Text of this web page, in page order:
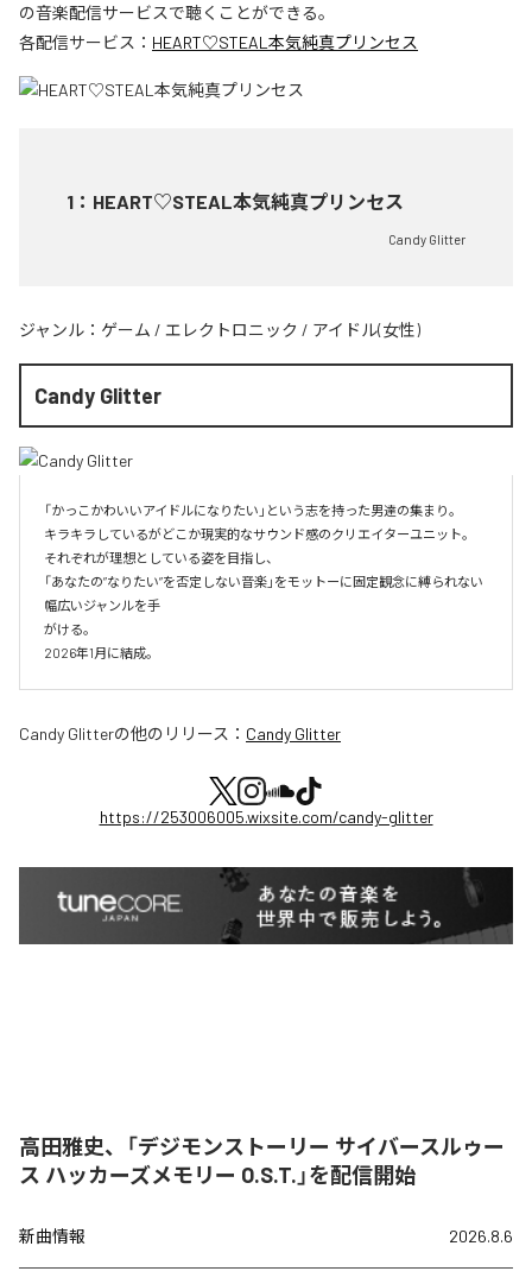
の音楽配信サービスで聴くことができる。
各配信サービス： HEART♡STEAL本気純真プリンセス
1 ： HEART♡STEAL本気純真プリンセス
Candy Glitter
ジャンル： ゲーム / エレクトロニック / アイドル(女性)
Candy Glitter
「かっこかわいいアイドルになりたい」という志を持った男達の集まり。
キラキラしているがどこか現実的なサウンド感のクリエイターユニット。
それぞれが理想としている姿を目指し、
「あなたの”なりたい”を否定しない音楽」をモットーに固定観念に縛られない
幅広いジャンルを手
がける。
2026年1月に結成。
Candy Glitterの他のリリース： Candy Glitter
https://253006005.wixsite.com/candy-glitter
高田雅史、「デジモンストーリー サイバースルゥー
ス ハッカーズメモリー O.S.T.」を配信開始
新曲情報 2026.8.6